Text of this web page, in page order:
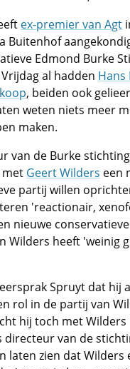
ex-premier van Agt
Buitenhof
Edmond Burke
al hadden Hans
, beiden ook
weten niets meer
maken.
van de Burke
met Geert Wilders een
partij willen
'reactionair,
nieuwe
Wilders heeft 'weinig
Spruyt dat hij
rol in de partij van
hij toch met Wilders
directeur van de
laten zien dat